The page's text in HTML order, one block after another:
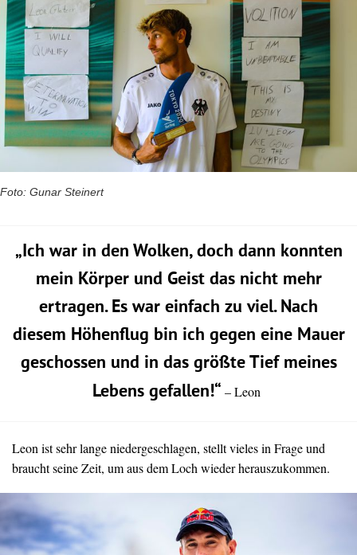
Foto: Gunar Steinert
„Ich war in den Wolken, doch dann konnten
mein Körper und Geist das nicht mehr
ertragen. Es war einfach zu viel. Nach
diesem Höhenflug bin ich gegen eine Mauer
geschossen und in das größte Tief meines
Lebens gefallen!“ – Leon
Leon ist sehr lange niedergeschlagen, stellt vieles in Frage und
braucht seine Zeit, um aus dem Loch wieder herauszukommen.